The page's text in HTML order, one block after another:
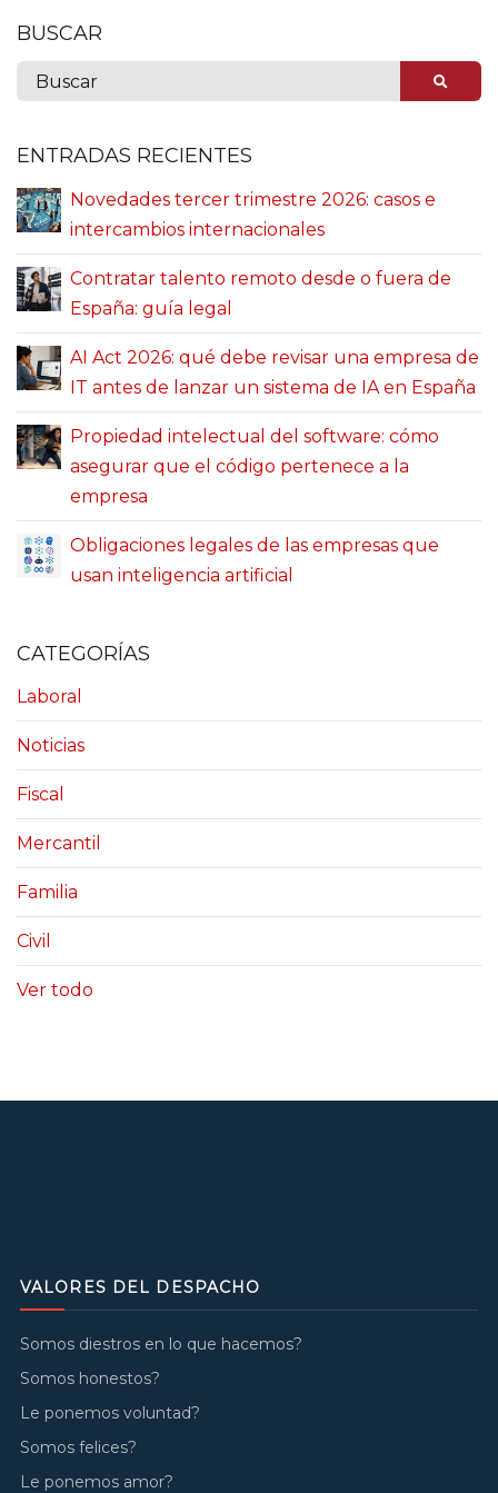
BUSCAR
ENTRADAS RECIENTES
Novedades tercer trimestre 2026: casos e
intercambios internacionales
Contratar talento remoto desde o fuera de
España: guía legal
AI Act 2026: qué debe revisar una empresa de
IT antes de lanzar un sistema de IA en España
Propiedad intelectual del software: cómo
asegurar que el código pertenece a la
empresa
Obligaciones legales de las empresas que
usan inteligencia artificial
CATEGORÍAS
Laboral
Noticias
Fiscal
Mercantil
Familia
Civil
Ver todo
VALORES DEL DESPACHO
Somos diestros en lo que hacemos?
Somos honestos?
Le ponemos voluntad?
Somos felices?
Le ponemos amor?